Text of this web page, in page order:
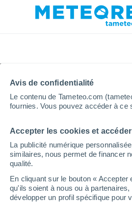
Avis de confidentialité
Le contenu de Tameteo.com
fournies. Vous pouvez accéder à ce
Accepter les cookies et
La publicité numérique
similaires, nous permet de financer
qualité.
En cliquant sur le bouton «
qu'ils soient à nous ou à
développer un profil spécifique pour
Accueil Vidéos